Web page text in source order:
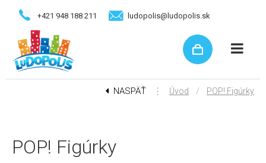
+421 948 188 211 ludopolis@ludopolis.sk
NASPÄŤ ⋮ Úvod / POP! Figúrky
POP! Figúrky